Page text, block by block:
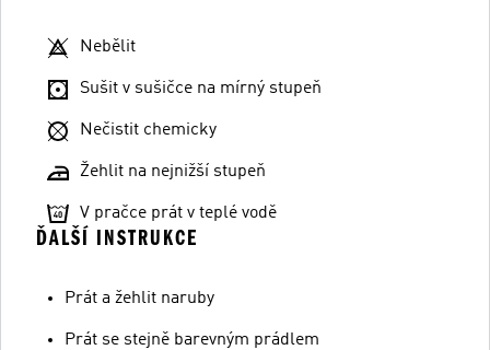
Nebělit
Sušit v sušičce na mírný stupeň
Nečistit chemicky
Žehlit na nejnižší stupeň
V pračce prát v teplé vodě
ĎALŠÍ INSTRUKCE
Prát a žehlit naruby
Prát se stejně barevným prádlem